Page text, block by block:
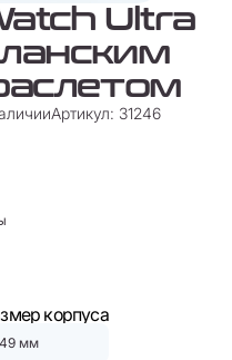
Ultra
Артикул: 31246
корпуса
49 мм